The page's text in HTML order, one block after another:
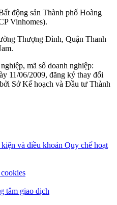
động sản Thành phố Hoàng
Vinhomes).
Thượng Đình, Quận Thanh
mã số doanh nghiệp:
11/06/2009, đăng ký thay đổi
Sở Kế hoạch và Đầu tư Thành
và điều khoản Quy chế hoạt
tâm giao dịch